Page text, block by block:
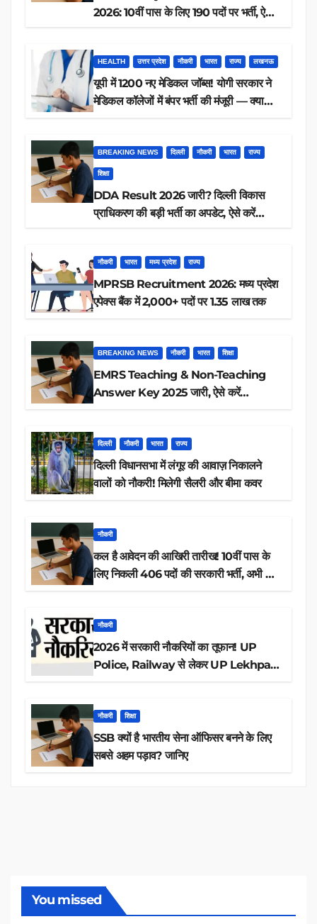
2026: 10वीं पास के लिए 190 पदों पर भर्ती, ऐसे
HEALTH उत्तर प्रदेश नौकरी भारत राज्य लखनऊ
यूपी में 1200 नए मेडिकल जॉब्स! योगी सरकार ने
मेडिकल कॉलेजों में बंपर भर्ती की मंजूरी — क्या
BREAKING NEWS दिल्ली नौकरी भारत राज्य
शिक्षा
DDA Result 2026 जारी? दिल्ली विकास
प्राधिकरण की बड़ी भर्ती का अपडेट, ऐसे करें
नौकरी भारत मध्य प्रदेश राज्य
MPRSB Recruitment 2026: मध्य प्रदेश
एपेक्स बैंक में 2,000+ पदों पर 1.35 लाख तक
BREAKING NEWS नौकरी भारत शिक्षा
EMRS Teaching & Non-Teaching
Answer Key 2025 जारी, ऐसे करें
दिल्ली नौकरी भारत राज्य
दिल्ली विधानसभा में लंगूर की आवाज़ निकालने
वालों को नौकरी! मिलेगी सैलरी और बीमा कवर
नौकरी
कल है आवेदन की आखिरी तारीख! 10वीं पास के
लिए निकली 406 पदों की सरकारी भर्ती, अभी करें
नौकरी
2026 में सरकारी नौकरियों का तूफान! UP
Police, Railway से लेकर UP Lekhpal
नौकरी शिक्षा
SSB क्यों है भारतीय सेना ऑफिसर बनने के लिए
सबसे अहम पड़ाव? जानिए
You missed